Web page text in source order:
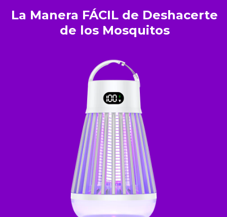
La Manera FÁCIL de Deshacerte
de los Mosquitos